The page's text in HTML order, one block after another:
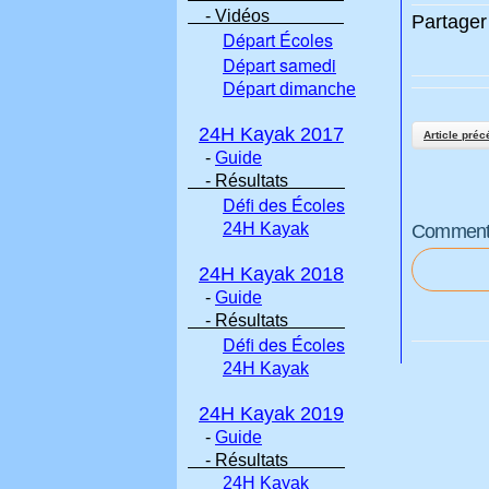
Article
- Vidéos
Départ Écoles
Départ samedi
Départ dimanche
24H Kayak 2017
- Guide
- Résultats
Défi des Écoles
24H Kayak
24H Kayak 2018
- Guide
- Résultats
Défi des Écoles
24H Kayak
24H Kayak 2019
- Guide
- Résultats
24H Kayak